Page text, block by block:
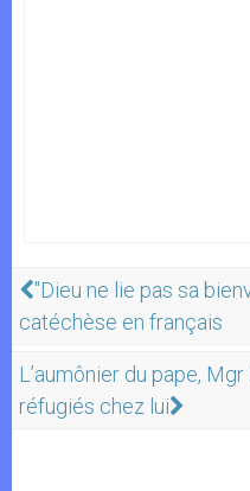
"Dieu ne lie pas sa
catéchèse en français
L’aumônier du pape,
réfugiés chez lui